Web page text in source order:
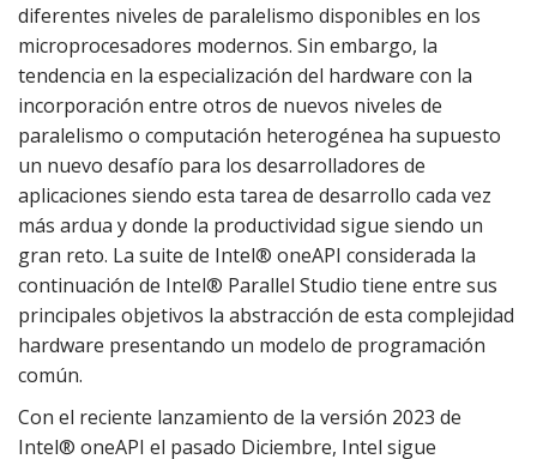
diferentes niveles de paralelismo disponibles en los
microprocesadores modernos. Sin embargo, la
tendencia en la especialización del hardware con la
incorporación entre otros de nuevos niveles de
paralelismo o computación heterogénea ha supuesto
un nuevo desafío para los desarrolladores de
aplicaciones siendo esta tarea de desarrollo cada vez
más ardua y donde la productividad sigue siendo un
gran reto. La suite de Intel® oneAPI considerada la
continuación de Intel® Parallel Studio tiene entre sus
principales objetivos la abstracción de esta complejidad
hardware presentando un modelo de programación
común.
Con el reciente lanzamiento de la versión 2023 de
Intel® oneAPI el pasado Diciembre, Intel sigue